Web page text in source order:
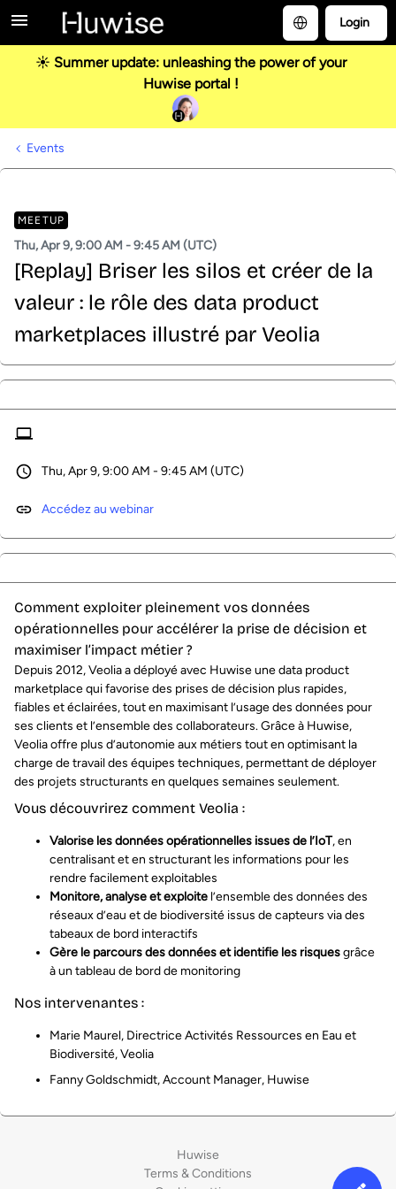
Login
☀️ Summer update: unleashing the power of your
Huwise portal !
Events
MEETUP
Thu, Apr 9, 9:00 AM - 9:45 AM (UTC)
[Replay] Briser les silos et créer de la
valeur : le rôle des data product
marketplaces illustré par Veolia
Comment exploiter pleinement vos données
opérationnelles pour accélérer la prise de décision et
maximiser l’impact métier ?
Depuis 2012, Veolia a déployé avec Huwise une data product
marketplace qui favorise des prises de décision plus rapides,
fiables et éclairées, tout en maximisant l’usage des données pour
ses clients et l’ensemble des collaborateurs. Grâce à Huwise,
Veolia offre plus d’autonomie aux métiers tout en optimisant la
charge de travail des équipes techniques, permettant de déployer
des projets structurants en quelques semaines seulement.
Vous découvrirez comment Veolia :
Valorise les données opérationnelles issues de l’IoT, en
centralisant et en structurant les informations pour les
rendre facilement exploitables
Monitore, analyse et exploite l’ensemble des données des
réseaux d’eau et de biodiversité issus de capteurs via des
tabeaux de bord interactifs
Gère le parcours des données et identifie les risquesgrâce
à un tableau de bord de monitoring
Nos intervenantes :
Marie Maurel, Directrice Activités Ressources en Eau et
Biodiversité, Veolia
Fanny Goldschmidt, Account Manager, Huwise
Thu, Apr 9, 9:00 AM - 9:45 AM (UTC)
Accédez au webinar
Huwise
Terms & Conditions